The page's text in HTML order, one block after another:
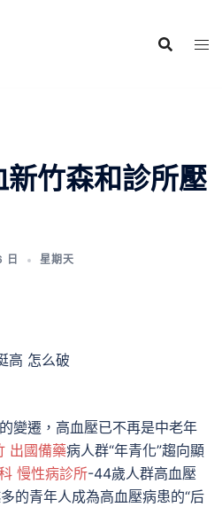
竹森和診所壓
日 星期天
高 怎么破
變遷，高血壓已不再是中老年
出國備藥病人群“年青化”趨向顯
慢性病診所-44歲人群高血壓
的青年人成為高血壓病患的“后